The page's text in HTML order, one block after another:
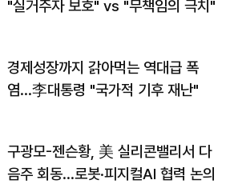
"실거주자 보호" vs "무책임의 극치"
경제성장까지 갉아먹는 역대급 폭
염…李대통령 "국가적 기후 재난"
구광모-젠슨황, 美 실리콘밸리서 다
음주 회동…로봇·피지컬AI 협력 논의